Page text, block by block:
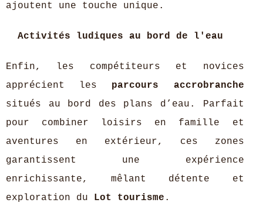
ajoutent une touche unique.
Activités ludiques au bord de l'eau
Enfin, les compétiteurs et novices
apprécient les parcours accrobranche
situés au bord des plans d’eau. Parfait
pour combiner loisirs en famille et
aventures en extérieur, ces zones
garantissent une expérience
enrichissante, mêlant détente et
exploration du Lot tourisme .